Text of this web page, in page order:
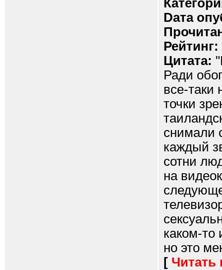
Dата
Рейтинг:
Цитата:
Ради
все-таки
точки
снимали
каждый
сотни
на
каком-то
но это
[ Читать